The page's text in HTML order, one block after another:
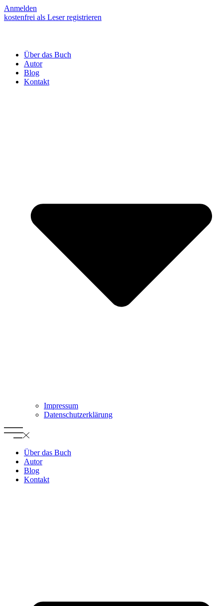
Anmelden
kostenfrei als Leser registrieren
Über das Buch
Autor
Blog
Kontakt
Impressum
Datenschutz­erklärung
Über das Buch
Autor
Blog
Kontakt